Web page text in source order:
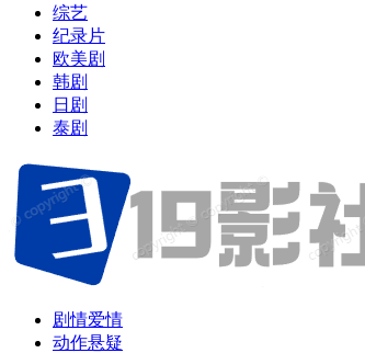
综艺
纪录片
欧美剧
韩剧
日剧
泰剧
剧情爱情
动作悬疑